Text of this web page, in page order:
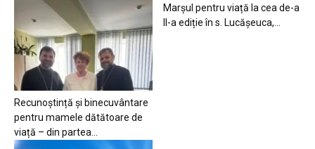
Recunoștință și binecuvântare
pentru mamele dătătoare de
viață – din partea...
Marșul pentru viață la cea de-a
II-a ediție în s. Lucășeuca,...